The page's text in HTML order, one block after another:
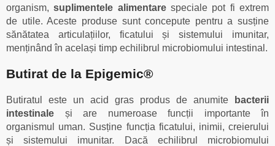
organism,suplimentele alimentarespeciale pot fi extrem
de utile. Aceste produse sunt concepute pentru a susține
sănătatea articulațiilor, ficatului și sistemului imunitar,
menținând în același timp echilibrul microbiomului intestinal.
Butirat de la Epigemic®
Butiratul este un acid gras produs de anumite
bacterii
intestinale și are numeroase funcții importante în
organismul uman. Susține funcția ficatului, inimii, creierului
și sistemului imunitar. Dacă echilibrul microbiomului